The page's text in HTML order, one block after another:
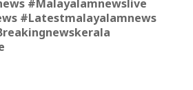
#Malayalamnewslive
#Latestmalayalamnews